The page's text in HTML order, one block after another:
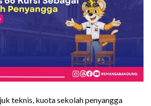
teknis, kuota sekolah penyangga